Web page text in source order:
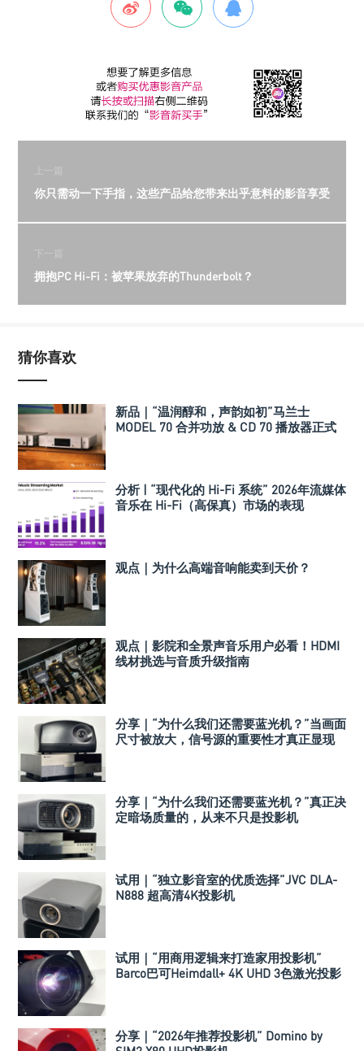
上一篇
你只需动一下手指，这些产品给您带来出乎意料的影音享受
下一篇
拥抱PC Hi-Fi：被苹果放弃的Thunderbolt？
猜你喜欢
新品｜“温润醇和，声韵如初”马兰士
MODEL 70 合并功放 & CD 70 播放器正式
分析 | “现代化的 Hi-Fi 系统” 2026年流媒体
音乐在 Hi-Fi（高保真）市场的表现
观点｜为什么高端音响能卖到天价？
观点｜影院和全景声音乐用户必看！HDMI
线材挑选与音质升级指南
分享｜“为什么我们还需要蓝光机？”当画面
尺寸被放大，信号源的重要性才真正显现
分享｜“为什么我们还需要蓝光机？”真正决
定暗场质量的，从来不只是投影机
试用｜“独立影音室的优质选择”JVC DLA-
N888 超高清4K投影机
试用｜“用商用逻辑来打造家用投影机”
Barco巴可Heimdall+ 4K UHD 3色激光投影
分享｜“2026年推荐投影机” Domino by